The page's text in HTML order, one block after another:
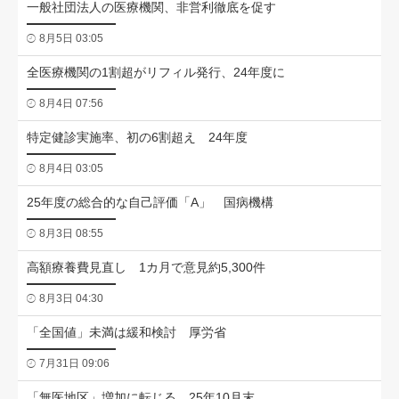
一般社団法人の医療機関、非営利徹底を促す
8月5日 03:05
全医療機関の1割超がリフィル発行、24年度に
8月4日 07:56
特定健診実施率、初の6割超え 24年度
8月4日 03:05
25年度の総合的な自己評価「A」 国病機構
8月3日 08:55
高額療養費見直し 1カ月で意見約5,300件
8月3日 04:30
「全国値」未満は緩和検討 厚労省
7月31日 09:06